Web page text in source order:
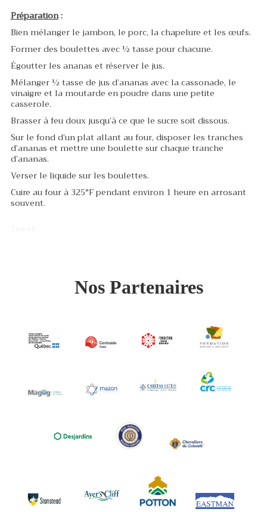
Préparation:
Bien mélanger le jambon, le porc, la chapelure et les œufs.
Former des boulettes avec ½ tasse pour chacune.
Égoutter les ananas et réserver le jus.
Mélanger ½ tasse de jus d’ananas avec la cassonade, le
vinaigre et la moutarde en poudre dans une petite
casserole.
Brasser à feu doux jusqu’à ce que le sucre soit dissous.
Sur le fond d’un plat allant au four, disposer les tranches
d’ananas et mettre une boulette sur chaque tranche
d’ananas.
Verser le liquide sur les boulettes.
Cuire au four à 325°F pendant environ 1 heure en arrosant
souvent.
Nos Partenaires